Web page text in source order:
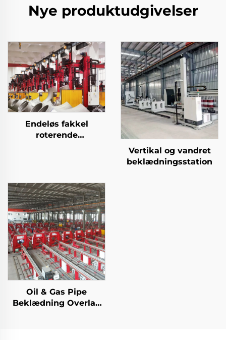
Nye produktudgivelser
Endeløs fakkel
roterende
Vertikal og vandret
beklædningsstation
Oil & Gas Pipe
Beklædning Overlay